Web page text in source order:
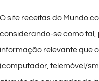
O site receitas do
considerando-se como tal,
informação relevante que
(computador, telemóvel/